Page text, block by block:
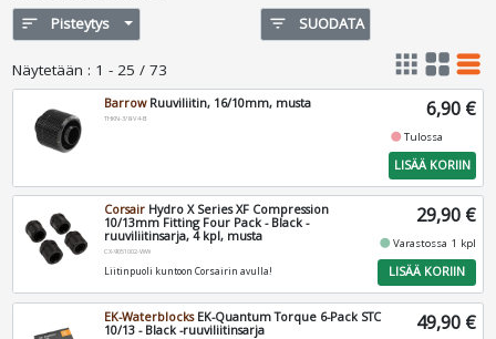
sort Pisteytys filter_list SUODATA
Näytetään : 1 - 25 / 73 apps grid_view table_rows
BarrowRuuviliitin, 16/10mm, musta
THKN-3/8-V4-B 6,90 €
fiber_manual_recordTulossa
LISÄÄ KORIIN
Corsair Hydro X Series XF Compression
10/13mm Fitting Four Pack - Black -
ruuviliitinsarja, 4 kpl, musta
CX-9051002-WW
Liitinpuoli kuntoon Corsairin avulla!
29,90 €
fiber_manual_recordVarastossa 1 kpl
LISÄÄ KORIIN
EK-WaterblocksEK-Quantum Torque 6-Pack STC
10/13 - Black -ruuviliitinsarja
49,90 €